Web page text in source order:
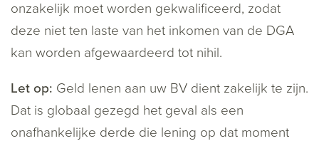
onzakelijk moet worden gekwalificeerd, zodat
deze niet ten laste van het inkomen van de DGA
kan worden afgewaardeerd tot nihil.
Let op: Geld lenen aan uw BV dient zakelijk te zijn.
Dat is globaal gezegd het geval als een
onafhankelijke derde die lening op dat moment